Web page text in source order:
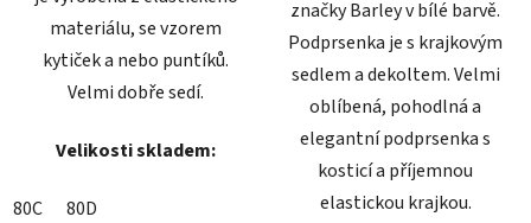
materiálu, se vzorem
kytiček a nebo puntíků.
Velmi dobře sedí.
Velikosti skladem:
80C 80D
značky Barley v bílé barvě.
Podprsenka je s krajkovým
sedlem a dekoltem. Velmi
oblíbená, pohodlná a
elegantní podprsenka s
kosticí a příjemnou
elastickou krajkou.